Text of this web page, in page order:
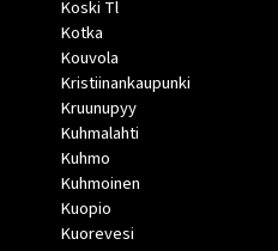
Koski Tl
Kotka
Kouvola
Kristiinankaupunki
Kruunupyy
Kuhmalahti
Kuhmo
Kuhmoinen
Kuopio
Kuorevesi